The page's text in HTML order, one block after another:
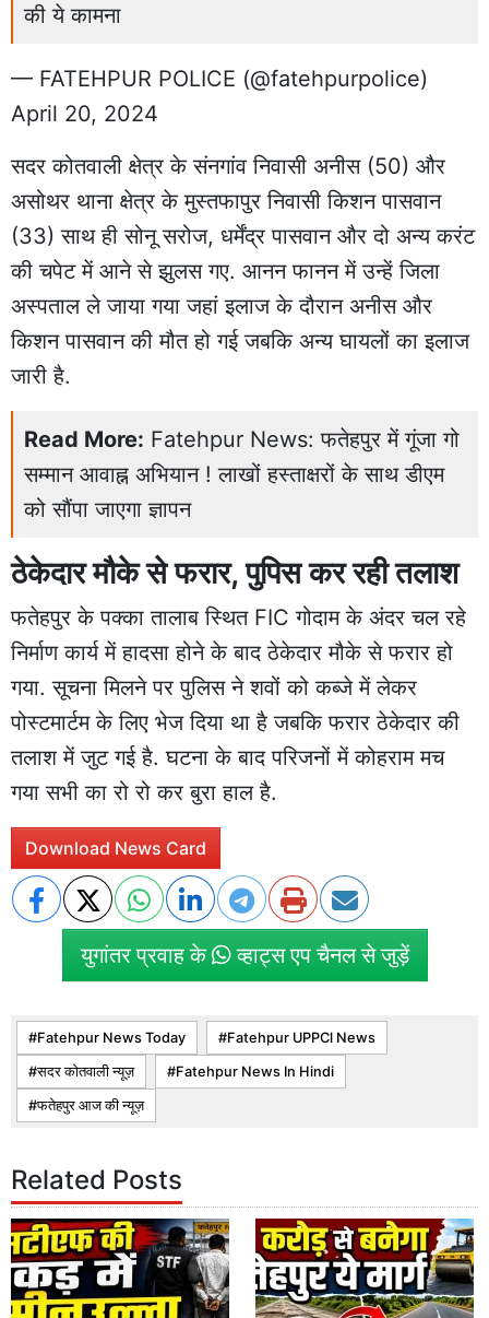
की ये कामना
— FATEHPUR POLICE (@fatehpurpolice)
April 20, 2024
सदर कोतवाली क्षेत्र के संनगांव निवासी अनीस (50) और
असोथर थाना क्षेत्र के मुस्तफापुर निवासी किशन पासवान
(33) साथ ही सोनू सरोज, धर्मेंद्र पासवान और दो अन्य करंट
की चपेट में आने से झुलस गए. आनन फानन में उन्हें जिला
अस्पताल ले जाया गया जहां इलाज के दौरान अनीस और
किशन पासवान की मौत हो गई जबकि अन्य घायलों का इलाज
जारी है.
Read More: Fatehpur News: फतेहपुर में गूंजा गो
सम्मान आवाह्न अभियान ! लाखों हस्ताक्षरों के साथ डीएम
को सौंपा जाएगा ज्ञापन
ठेकेदार मौके से फरार, पुपिस कर रही तलाश
फतेहपुर के पक्का तालाब स्थित FIC गोदाम के अंदर चल रहे
निर्माण कार्य में हादसा होने के बाद ठेकेदार मौके से फरार हो
गया. सूचना मिलने पर पुलिस ने शवों को कब्जे में लेकर
पोस्टमार्टम के लिए भेज दिया था है जबकि फरार ठेकेदार की
तलाश में जुट गई है. घटना के बाद परिजनों में कोहराम मच
गया सभी का रो रो कर बुरा हाल है.
Download News Card
युगांतर प्रवाह के व्हाट्स एप चैनल से जुड़ें
Fatehpur News Today Fatehpur UPPCl News
सदर कोतवाली न्यूज़ Fatehpur News In Hindi
फतेहपुर आज की न्यूज़
Related Posts